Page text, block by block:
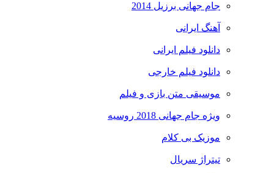
جام جهانی برزیل 2014
آهنگ ایرانی
دانلود فیلم ایرانی
دانلود فیلم خارجی
موسیقی متن بازی و فیلم
ویژه جام جهانی 2018 روسیه
موزیک بی کلام
تیتراژ سریال